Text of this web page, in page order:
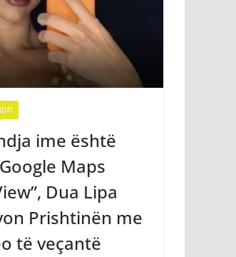
ime është
Maps
Dua Lipa
Prishtinën me
të veçantë